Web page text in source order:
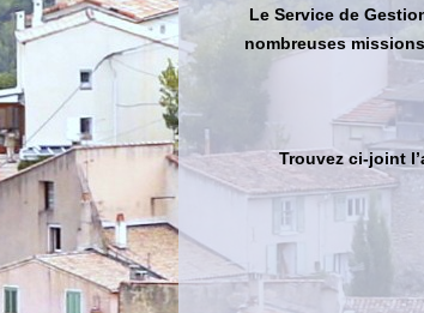
Le Service de
nombreuses
Trouvez ci-joint